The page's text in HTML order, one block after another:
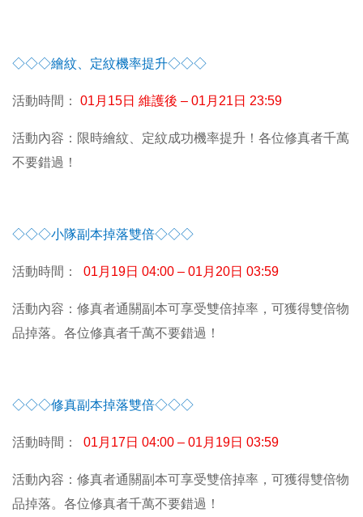
◇◇◇繪紋、定紋機率提升◇◇◇
活動時間： 01月15日 維護後 – 01月21日 23:59
活動內容：限時繪紋、定紋成功機率提升！各位修真者千萬
不要錯過！
◇◇◇小隊副本掉落雙倍◇◇◇
活動時間： 01 月19日 04:00 – 01月20日 03:59
活動內容：修真者通關副本可享受雙倍掉率，可獲得雙倍物
品掉落。各位修真者千萬不要錯過！
◇◇◇修真副本掉落雙倍◇◇◇
活動時間： 01 月17日 04:00 – 01月19日 03:59
活動內容：修真者通關副本可享受雙倍掉率，可獲得雙倍物
品掉落。各位修真者千萬不要錯過！